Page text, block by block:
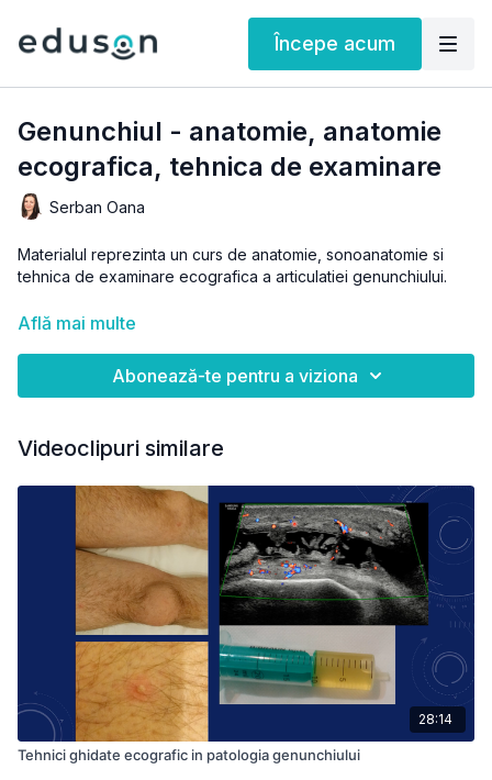
Începe acum
Genunchiul - anatomie, anatomie
ecografica, tehnica de examinare
Serban Oana
Materialul reprezinta un curs de anatomie, sonoanatomie si
tehnica de examinare ecografica a articulatiei genunchiului.
Specialitati Clinice (carora li se adreseaza materialul):
medicina fizica si balneologie, Interne, Balneologie, Medicina
de familie, Medicina sportiva
inferior si tehnici ghidate ecografic utilizate in patologia
Află mai multe
Abonează-te pentru a viziona
Videoclipuri similare
28:14
Tehnici ghidate ecografic in patologia genunchiului